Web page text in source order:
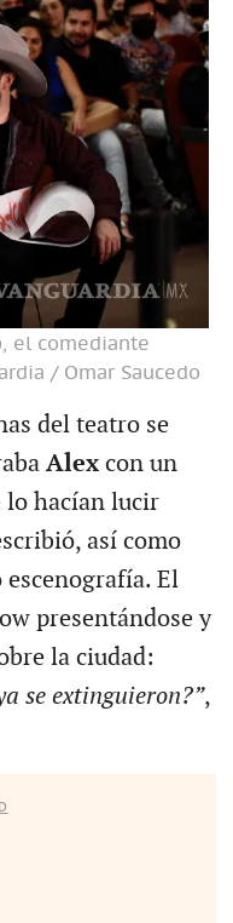
el comediante
/ Omar Saucedo
del teatro se
Alex con un
lo hacían lucir
así como
El
presentándose y
la ciudad:
se extinguieron?”,